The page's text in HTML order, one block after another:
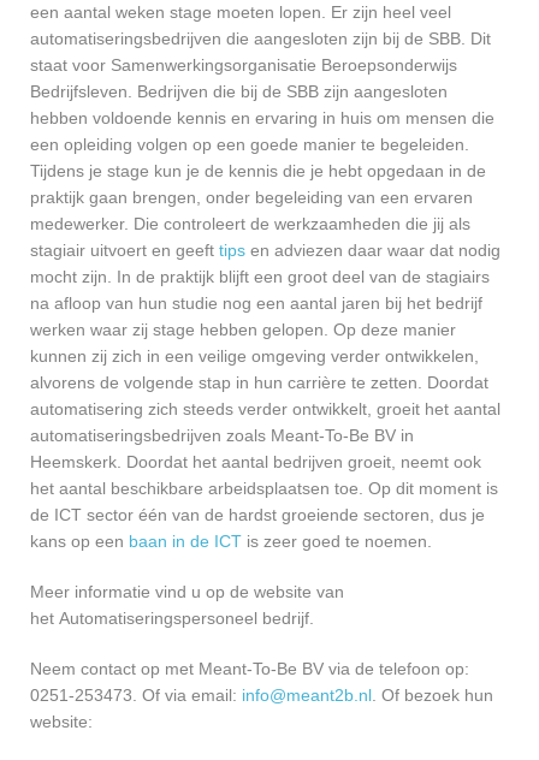
een aantal weken stage moeten lopen. Er zijn heel veel
automatiseringsbedrijven die aangesloten zijn bij de SBB. Dit
staat voor Samenwerkingsorganisatie Beroepsonderwijs
Bedrijfsleven. Bedrijven die bij de SBB zijn aangesloten
hebben voldoende kennis en ervaring in huis om mensen die
een opleiding volgen op een goede manier te begeleiden.
Tijdens je stage kun je de kennis die je hebt opgedaan in de
praktijk gaan brengen, onder begeleiding van een ervaren
medewerker. Die controleert de werkzaamheden die jij als
stagiair uitvoert en geeft tips en adviezen daar waar dat nodig
mocht zijn. In de praktijk blijft een groot deel van de stagiairs
na afloop van hun studie nog een aantal jaren bij het bedrijf
werken waar zij stage hebben gelopen. Op deze manier
kunnen zij zich in een veilige omgeving verder ontwikkelen,
alvorens de volgende stap in hun carrière te zetten. Doordat
automatisering zich steeds verder ontwikkelt, groeit het aantal
automatiseringsbedrijven zoals Meant-To-Be BV in
Heemskerk. Doordat het aantal bedrijven groeit, neemt ook
het aantal beschikbare arbeidsplaatsen toe. Op dit moment is
de ICT sector één van de hardst groeiende sectoren, dus je
kans op een baan in de ICT is zeer goed te noemen.
Meer informatie vind u op de website van
het Automatiseringspersoneel bedrijf.
Neem contact op met Meant-To-Be BV via de telefoon op:
0251-253473. Of via email: info@meant2b.nl . Of bezoek hun
website: